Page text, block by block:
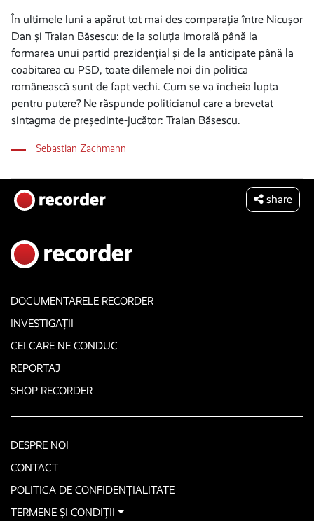
În ultimele luni a apărut tot mai des comparația între Nicușor
Dan și Traian Băsescu: de la soluția imorală până la
formarea unui partid prezidențial și de la anticipate până la
coabitarea cu PSD, toate dilemele noi din politica
românească sunt de fapt vechi. Cum se va încheia lupta
pentru putere? Ne răspunde politicianul care a brevetat
sintagma de președinte-jucător: Traian Băsescu.
Sebastian Zachmann
share
DOCUMENTARELE RECORDER
INVESTIGAȚII
CEI CARE NE CONDUC
REPORTAJ
SHOP RECORDER
DESPRE NOI
CONTACT
POLITICA DE CONFIDENȚIALITATE
TERMENE ȘI CONDIȚII